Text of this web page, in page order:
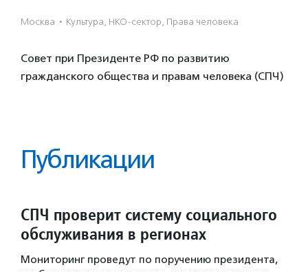
Москва · Культура, НКО-сектор, Права человека
Совет при Президенте РФ по развитию
гражданского общества и правам человека (СПЧ)
Публикации
СПЧ проверит систему социального
обслуживания в регионах
Мониторинг проведут по поручению президента,